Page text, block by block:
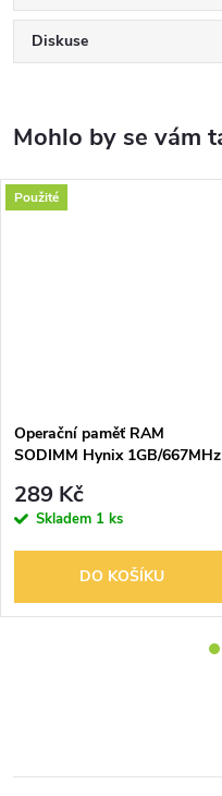
Diskuse
Použité
Operační paměť RAM
SODIMM Hynix 1GB/667MHz
289 Kč
Skladem 1 ks
DO KOŠÍKU